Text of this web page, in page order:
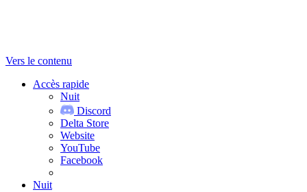
Vers le contenu
Accès rapide
Nuit
Discord
Delta Store
Website
YouTube
Facebook
Nuit